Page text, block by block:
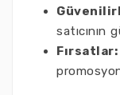
satıcının
Fırsatlar: